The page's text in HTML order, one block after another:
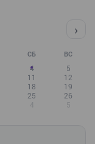
›
СБ ВС
4
5
11
12
18
19
25
26
4 5